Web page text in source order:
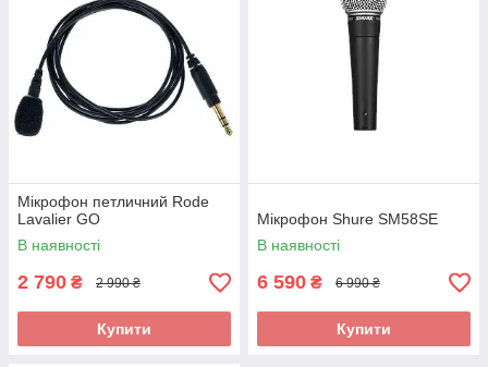
Мікрофон петличний Rode
Lavalier GO
В наявності
2 790 ₴ 2 990 ₴
Купити
Мікрофон Shure SM58SE
В наявності
6 590 ₴ 6 990 ₴
Купити